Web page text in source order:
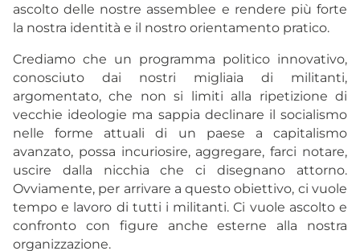
ascolto delle nostre assemblee e rendere più forte
la nostra identità e il nostro orientamento pratico.
Crediamo che un programma politico innovativo,
conosciuto dai nostri migliaia di militanti,
argomentato, che non si limiti alla ripetizione di
vecchie ideologie ma sappia declinare il socialismo
nelle forme attuali di un paese a capitalismo
avanzato, possa incuriosire, aggregare, farci notare,
uscire dalla nicchia che ci disegnano attorno.
Ovviamente, per arrivare a questo obiettivo, ci vuole
tempo e lavoro di tutti i militanti. Ci vuole ascolto e
confronto con figure anche esterne alla nostra
organizzazione.